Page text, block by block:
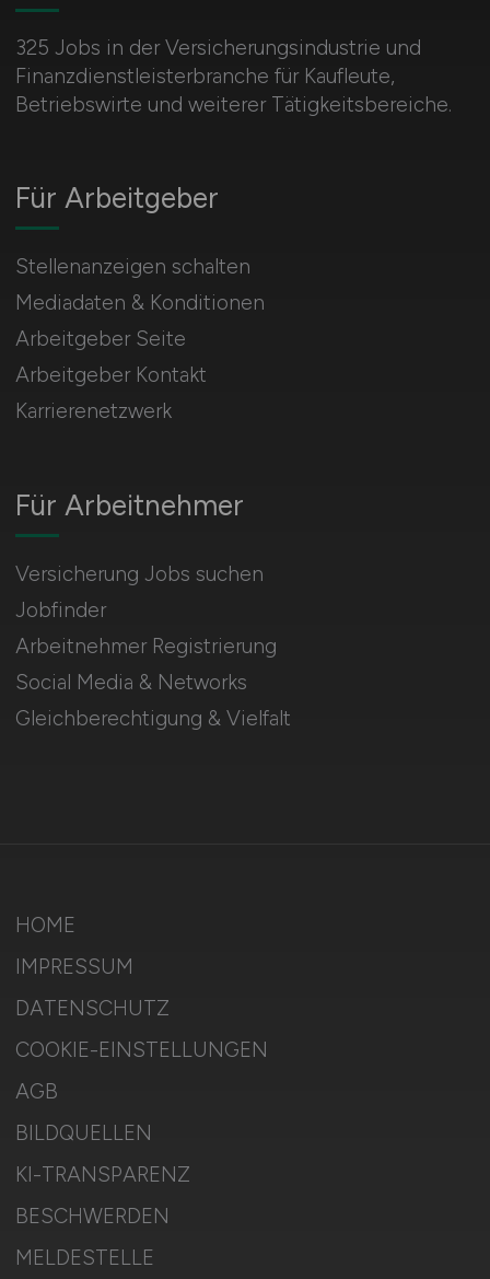
325 Jobs in der Versicherungsindustrie und
Finanzdienstleisterbranche für Kaufleute,
Betriebswirte und weiterer Tätigkeitsbereiche.
Für Arbeitnehmer
Versicherung Jobs suchen
Jobfinder
Arbeitnehmer Registrierung
Social Media & Networks
Gleichberechtigung & Vielfalt
Für Arbeitgeber
Stellenanzeigen schalten
Mediadaten & Konditionen
Arbeitgeber Seite
Arbeitgeber Kontakt
Karrierenetzwerk
HOME
IMPRESSUM
DATENSCHUTZ
COOKIE-EINSTELLUNGEN
AGB
BILDQUELLEN
KI-TRANSPARENZ
BESCHWERDEN
MELDESTELLE